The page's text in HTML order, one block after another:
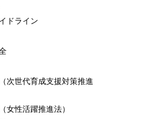
ドライン
次世代育成支援対策推進
女性活躍推進法）